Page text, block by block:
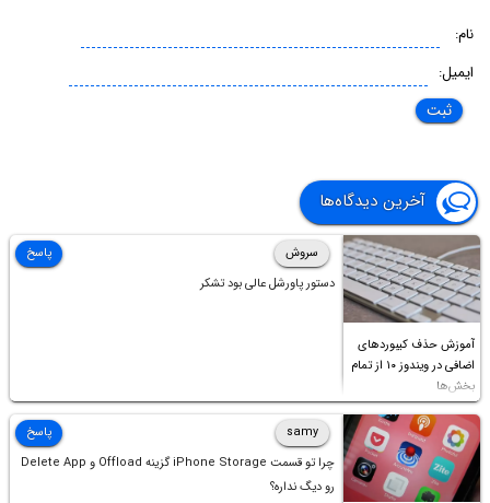
نام:
ایمیل:
آخرین دیدگاه‌ها
آموزش حذف کیبوردهای
اضافی در ویندوز ۱۰ از تمام
بخش‌ها
سروش
دستور پاورشل عالی بود تشکر
پاسخ
samy
چرا تو قسمت iPhone Storage گزینه Offload و Delete App
رو دیگ نداره؟
پاسخ